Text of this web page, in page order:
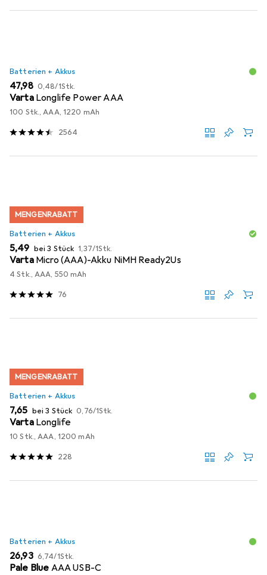
Batterien + Akkus
EUR
47,98 EUR
0,48/1Stk.
Varta Longlife Power AAA
100 Stk., AAA, 1220 mAh
2564
MENGENRABATT
Batterien + Akkus
EUR
5,49 bei 3 Stück EUR
1,37/1Stk.
Varta Micro (AAA)-Akku NiMH Ready2Us
4 Stk., AAA, 550 mAh
76
MENGENRABATT
Batterien + Akkus
EUR
7,65 bei 3 Stück EUR
0,76/1Stk.
Varta Longlife
10 Stk., AAA, 1200 mAh
228
Batterien + Akkus
EUR
26,93 EUR
6,74/1Stk.
Pale Blue AAA USB-C